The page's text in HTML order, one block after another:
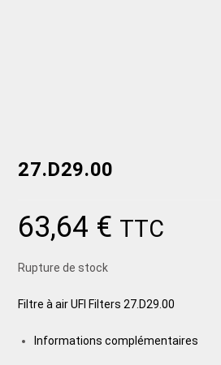
27.D29.00
63,64 € TTC
Rupture de stock
Filtre à air UFI Filters 27.D29.00
Informations complémentaires